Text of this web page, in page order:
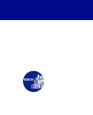
contenido